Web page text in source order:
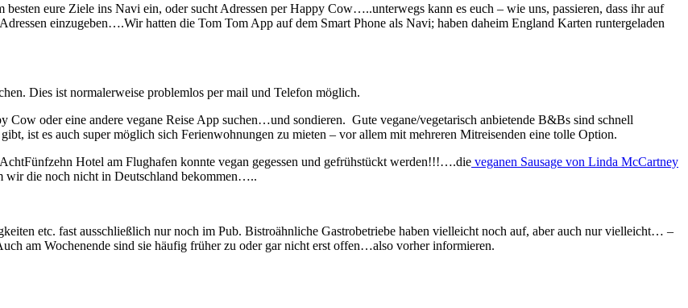
eure Ziele ins Navi ein, oder sucht Adressen per Happy Cow…..unterwegs kann es euch – wie uns, passieren, dass ihr auf
einzugeben….Wir hatten die Tom Tom App auf dem Smart Phone als Navi; haben daheim England Karten runtergeladen
Dies ist normalerweise problemlos per mail und Telefon möglich.
Cow oder eine andere vegane Reise App suchen…und sondieren. Gute vegane/vegetarisch anbietende B&Bs sind schnell
ist es auch super möglich sich Ferienwohnungen zu mieten – vor allem mit mehreren Mitreisenden eine tolle Option.
Hotel am Flughafen konnte vegan gegessen und gefrühstückt werden!!!….die veganen Sausage von Linda McCartney
die noch nicht in Deutschland bekommen…..
etc. fast ausschließlich nur noch im Pub. Bistroähnliche Gastrobetriebe haben vielleicht noch auf, aber auch nur vielleicht… –
am Wochenende sind sie häufig früher zu oder gar nicht erst offen…also vorher informieren.